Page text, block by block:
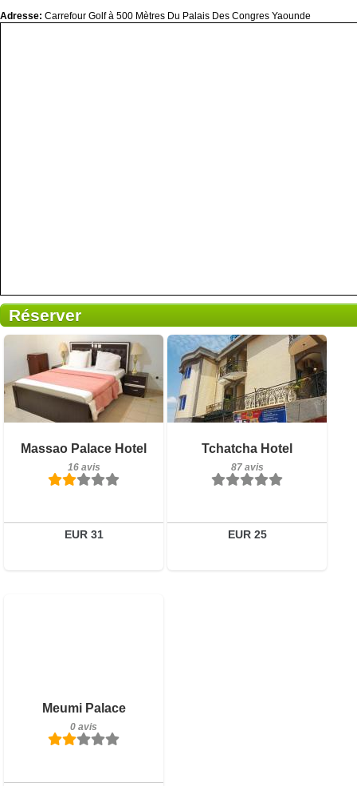
Adresse: Carrefour Golf à 500 Mètres Du Palais Des Congres Yaounde
Réserver
Massao Palace Hotel
16 avis
EUR 31
16 avis
Détails
Réserver
Tchatcha Hotel
87 avis
EUR 25
Petit-déjeuner inclus
87 avis
Réserver
Meumi Palace
0 avis